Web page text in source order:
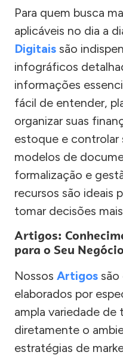
Para quem busca
aplicáveis no dia a
Digitais são
infográficos
informações
fácil de entender,
organizar suas
estoque e controlar
modelos de
formalização e
recursos são ideais
tomar decisões
Artigos:
para o Seu Negócio
Nossos Artigos são
elaborados por
ampla variedade de
diretamente o
estratégias de